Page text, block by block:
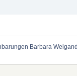
Barbara